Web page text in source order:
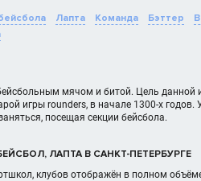
Лапта Команда Бэттер
мячом и битой. Цель
игры rounders, в начале 1300-х
посещая секции бейсбола.
ЛАПТА В САНКТ-ПЕТЕРБУРГЕ
клубов отображён в полном